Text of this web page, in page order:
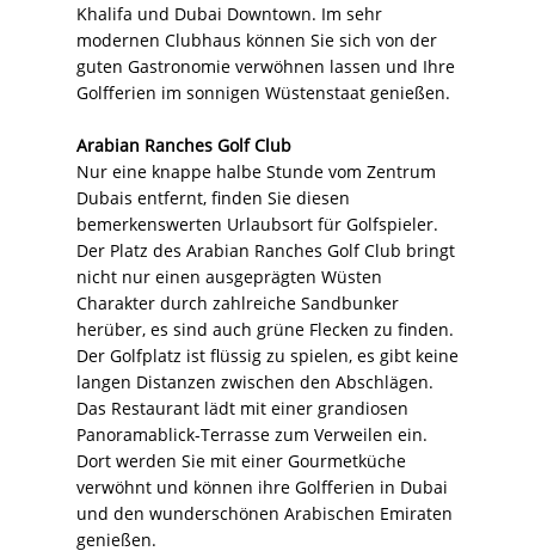
Khalifa und Dubai Downtown. Im sehr
modernen Clubhaus können Sie sich von der
guten Gastronomie verwöhnen lassen und Ihre
Golfferien im sonnigen Wüstenstaat genießen.
Arabian Ranches Golf Club
Nur eine knappe halbe Stunde vom Zentrum
Dubais entfernt, finden Sie diesen
bemerkenswerten Urlaubsort für Golfspieler.
Der Platz des Arabian Ranches Golf Club bringt
nicht nur einen ausgeprägten Wüsten
Charakter durch zahlreiche Sandbunker
herüber, es sind auch grüne Flecken zu finden.
Der Golfplatz ist flüssig zu spielen, es gibt keine
langen Distanzen zwischen den Abschlägen.
Das Restaurant lädt mit einer grandiosen
Panoramablick-Terrasse zum Verweilen ein.
Dort werden Sie mit einer Gourmetküche
verwöhnt und können ihre Golfferien in Dubai
und den wunderschönen Arabischen Emiraten
genießen.